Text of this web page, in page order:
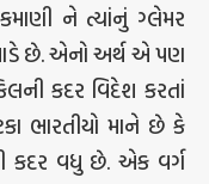
ને ત્યાંનું ગ્લેમર
છે. એનો અર્થ એ પણ
કદર વિદેશ કરતાં
ભારતીયો માને છે કે
કદર વધુ છે. એક વર્ગ